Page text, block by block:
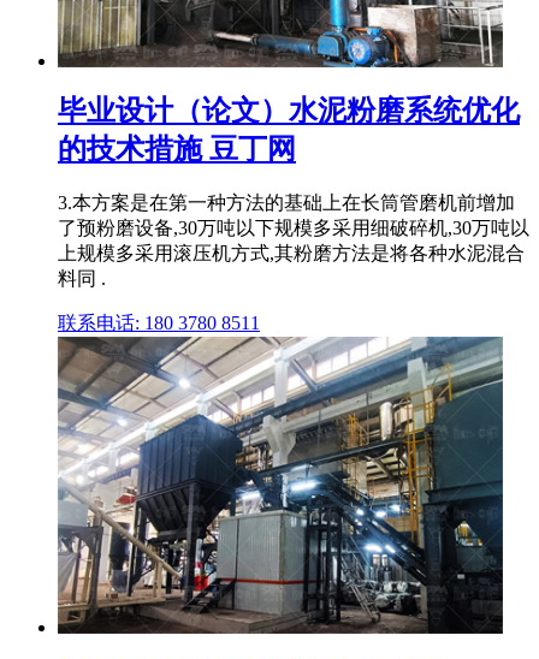
毕业设计（论文）水泥粉磨系统优化
的技术措施 豆丁网
3.本方案是在第一种方法的基础上在长筒管磨机前增加
了预粉磨设备,30万吨以下规模多采用细破碎机,30万吨以
上规模多采用滚压机方式,其粉磨方法是将各种水泥混合
料同 .
联系电话: 180 3780 8511